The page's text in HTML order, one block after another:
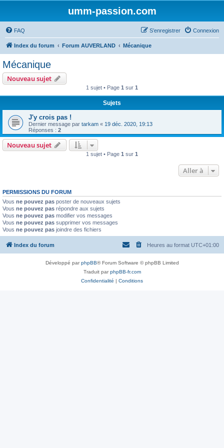
umm-passion.com
FAQ Connexion
S’enregistrer
Index du forum Forum AUVERLAND Mécanique
Mécanique
Nouveau sujet
1 sujet • Page 1 sur 1
Sujets
J'y crois pas !
Dernier message par tarkam « 19 déc. 2020, 19:13
Réponses : 2
Nouveau sujet
1 sujet • Page 1 sur 1
Aller à
PERMISSIONS DU FORUM
Vous ne pouvez pas poster de nouveaux sujets
Vous ne pouvez pas répondre aux sujets
Vous ne pouvez pas modifier vos messages
Vous ne pouvez pas supprimer vos messages
Vous ne pouvez pas joindre des fichiers
Index du forum Heures au format UTC+01:00
Développé parphpBB® Forum Software © phpBB Limited
Traduit parphpBB-fr.com
Confidentialité | Conditions